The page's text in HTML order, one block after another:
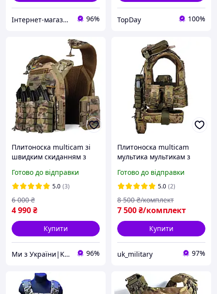
Інтернет-магазин "BallisticsUA" 96% TopDay 100%
Плитоноска multicam зі
швидким скиданням з
плити мультикам,
Плитоноска plate carrier
Готово до відправки
5.0 (3)
4 990₴
6 000 ₴
Купити
Ми з України|Krossfore 96%
Плитоноска multicam
мультика мультикам з
кордура, тактична
військова cordura з
скиданням
Готово до відправки
5.0 (2)
7 500₴/комплект
8 500 ₴/комплект
Купити
uk_military 97%